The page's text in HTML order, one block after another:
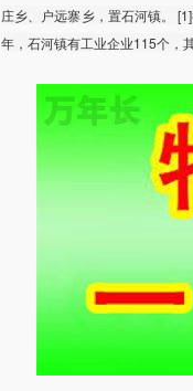
庄乡、户远寨乡，置石河镇。
年，石河镇有工业企业115个，